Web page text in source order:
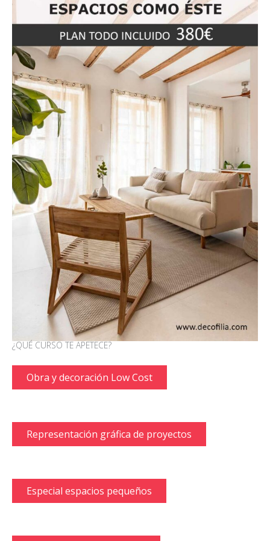
¿QUÉ CURSO TE APETECE?
Obra y decoración Low Cost
Representación gráfica de proyectos
Especial espacios pequeños